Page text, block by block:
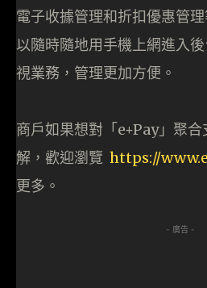
電子收據管理和折扣優惠管
以隨時隨地用手機上網進入
視業務，管理更加方便。
商戶如果想對「e+Pay」聚
解，歡迎瀏覽 https://
更多。
- 廣告 -